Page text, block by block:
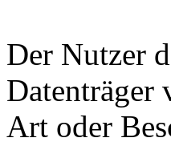
Der Nutzer
Datenträger
Art oder